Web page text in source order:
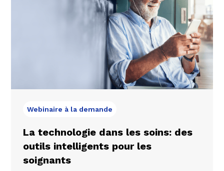
Webinaire à la demande
La technologie dans les soins: des
outils intelligents pour les
soignants